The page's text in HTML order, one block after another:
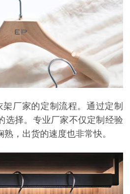
厂家的定制流程。通过定制
选择。专业厂家不仅定制经验
，出货的速度也非常快。